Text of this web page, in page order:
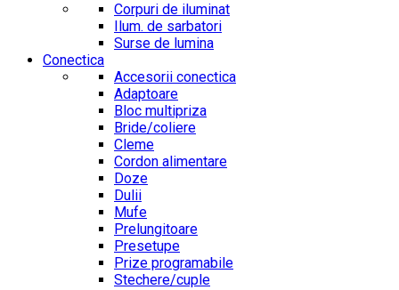
Corpuri de iluminat
Ilum. de sarbatori
Surse de lumina
Conectica
Accesorii conectica
Adaptoare
Bloc multipriza
Bride/coliere
Cleme
Cordon alimentare
Doze
Dulii
Mufe
Prelungitoare
Presetupe
Prize programabile
Stechere/cuple